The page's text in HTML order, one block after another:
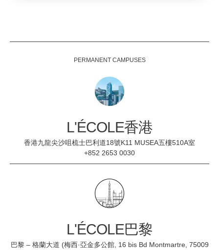
PERMANENT CAMPUSES
L'ÉCOLE香港
香港九龍尖沙咀梳士巴利道18號K11 MUSEA五樓510A室
+852 2653 0030
L'ÉCOLE巴黎
巴黎 – 格蘭大道 (梅西·亞金多公館, 16 bis Bd Montmartre, 75009